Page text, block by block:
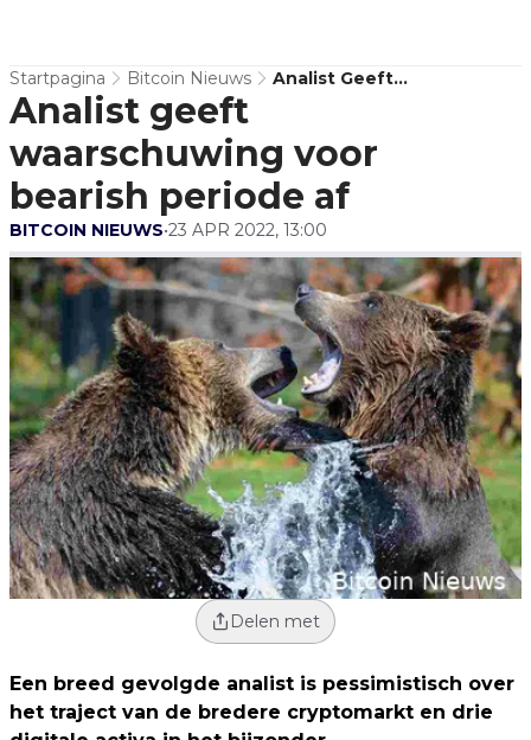
Startpagina Bitcoin Nieuws
Analist Geeft
Analist geeft
waarschuwing voor
bearish periode af
BITCOIN NIEUWS•23 APR 2022, 13:00
Delen met
Een breed gevolgde analist is pessimistisch over
het traject van de bredere cryptomarkt en drie